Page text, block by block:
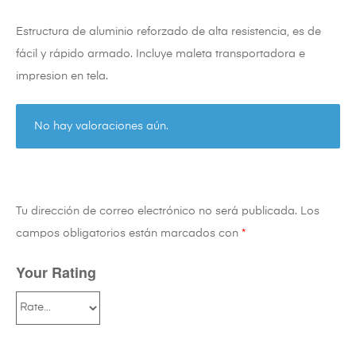
Estructura de aluminio reforzado de alta resistencia, es de
fácil y rápido armado. Incluye maleta transportadora e
impresion en tela.
No hay valoraciones aún.
Tu dirección de correo electrónico no será publicada.
Los
campos obligatorios están marcados con *
Your Rating